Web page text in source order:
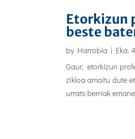
Etorkizun
beste
by Harrobia | Eka.
Gaur, etorkizun
zikloa amaitu dute
urrats berriak